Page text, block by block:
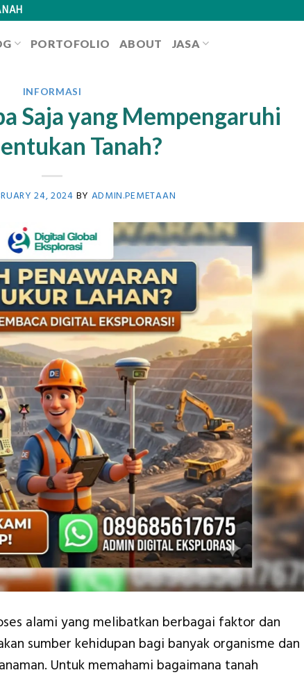
PORTOFOLIO ABOUT JASA
INFORMASI
Saja yang Mempengaruhi
Tanah?
24, 2024 BY ADMIN.PEMETAAN
alami yang melibatkan berbagai faktor dan
sumber kehidupan bagi banyak organisme dan
Untuk memahami bagaimana tanah